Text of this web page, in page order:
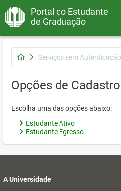
Portal do Estudante
de Graduação
Serviços sem Autenticação
Opções de Cadastro
Escolha uma das opções abaixo:
Estudante Ativo
Estudante Egresso
A Universidade